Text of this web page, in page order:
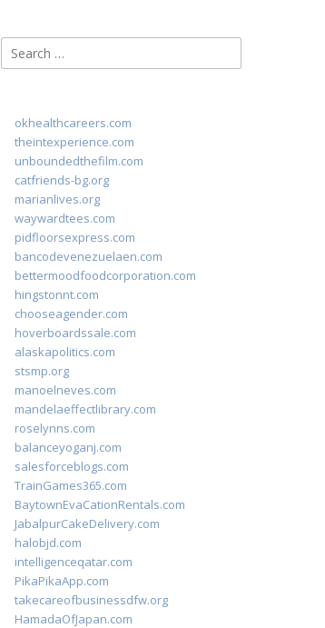
Search
for:
okhealthcareers.com
theintexperience.com
unboundedthefilm.com
catfriends-bg.org
marianlives.org
waywardtees.com
pidfloorsexpress.com
bancodevenezuelaen.com
bettermoodfoodcorporation.com
hingstonnt.com
chooseagender.com
hoverboardssale.com
alaskapolitics.com
stsmp.org
manoelneves.com
mandelaeffectlibrary.com
roselynns.com
balanceyoganj.com
salesforceblogs.com
TrainGames365.com
BaytownEvaCationRentals.com
JabalpurCakeDelivery.com
halobjd.com
intelligenceqatar.com
PikaPikaApp.com
takecareofbusinessdfw.org
HamadaOfJapan.com